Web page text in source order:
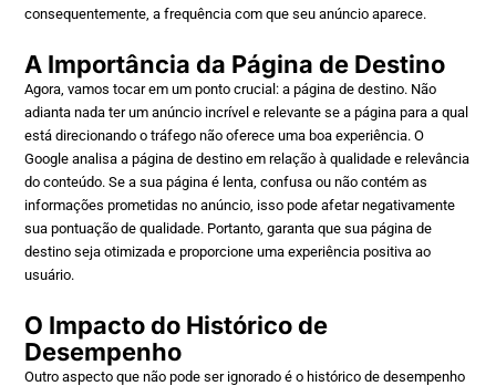
consequentemente, a frequência com que seu anúncio aparece.
A Importância da Página de Destino
Agora, vamos tocar em um ponto crucial: a página de destino. Não
adianta nada ter um anúncio incrível e relevante se a página para a qual
está direcionando o tráfego não oferece uma boa experiência. O
Google analisa a página de destino em relação à qualidade e relevância
do conteúdo. Se a sua página é lenta, confusa ou não contém as
informações prometidas no anúncio, isso pode afetar negativamente
sua pontuação de qualidade. Portanto, garanta que sua página de
destino seja otimizada e proporcione uma experiência positiva ao
usuário.
O Impacto do Histórico de
Desempenho
Outro aspecto que não pode ser ignorado é o histórico de desempenho